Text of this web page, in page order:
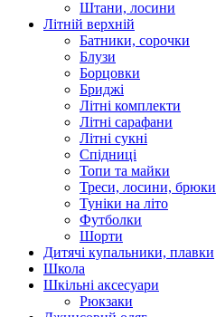
Штани, лосини
Літній верхній
Батники, сорочки
Блузи
Борцовки
Бриджі
Літні комплекти
Літні сарафани
Літні сукні
Спідниці
Топи та майки
Треси, лосини, брюки
Туніки на літо
Футболки
Шорти
Дитячі купальники, плавки
Школа
Шкільні аксесуари
Рюкзаки